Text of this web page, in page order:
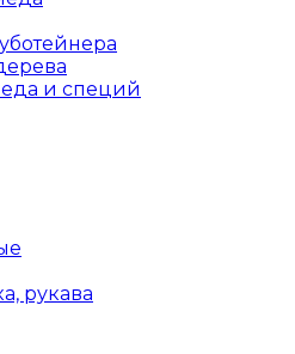
и специй
рукава